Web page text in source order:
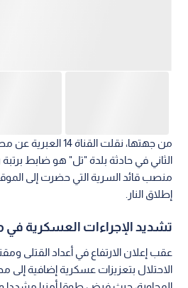
من جهتها، نقلت
الثاني في حادثة بلدة "تل" هو ضابط
منصب قائد السرية التي حضرت إلى
إطلاق النار.
تشديد الإجراءات العسكرية
عقب إعلان الارتفاع في أعداد القتلى
الاحتلال بتعزيزات عسكرية إضافية إلى